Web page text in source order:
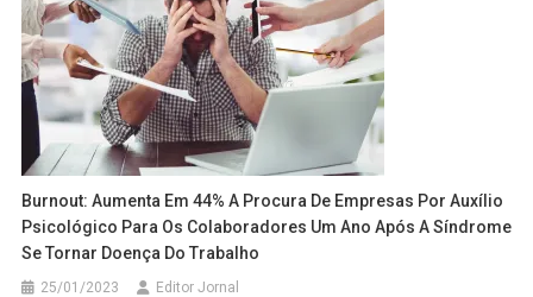
Burnout: Aumenta Em 44% A Procura De Empresas Por Auxílio
Psicológico Para Os Colaboradores Um Ano Após A Síndrome
Se Tornar Doença Do Trabalho
25/01/2023 Editor Jornal